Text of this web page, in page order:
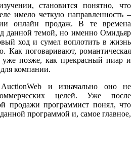
становится понятно, что
имело четкую направленность –
онлайн продаж. В те времена
данной темой, но именно Омидьяр
ход и сумел воплотить в жизнь
поговаривают, романтическая
позже, как прекрасный пиар и
компании.
и изначально оно не
целей. Уже после
продажи программист понял, что
программой и, самое главное,